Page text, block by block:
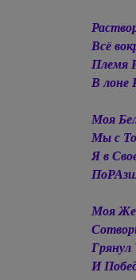
Всё
Племя
В лоне
Моя
Мы с
Я в
Моя
И